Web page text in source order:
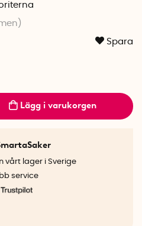
)
Spara
Lägg i varukorgen
vårt lager i Sverige
service